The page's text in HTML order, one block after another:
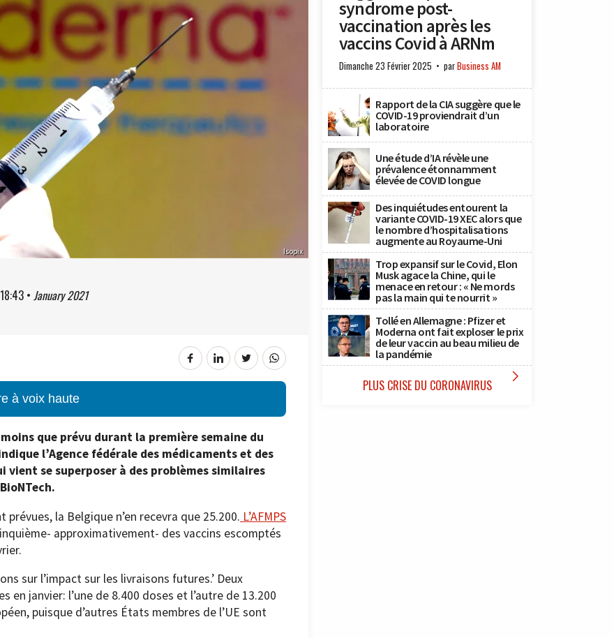
Isopix
18:43 • January 2021
à voix haute
que prévu durant la première semaine du
l’Agence fédérale des médicaments et des
vient se superposer à des problèmes similaires
la Belgique n’en recevra que 25.200. L’AFMPS
approximativement- des vaccins escomptés
sur l’impact sur les livraisons futures.’ Deux
janvier: l’une de 8.400 doses et l’autre de 13.200
puisque d’autres États membres de l’UE sont
syndrome post-
vaccination après les
vaccins Covid à ARNm
Dimanche 23 Février 2025 parBusiness AM
Rapport de la CIA suggère que le
COVID-19 proviendrait d’un
laboratoire
Une étude d’IA révèle une
prévalence étonnamment
élevée de COVID longue
Des inquiétudes entourent la
variante COVID-19 XEC alors que
le nombre d’hospitalisations
augmente au Royaume-Uni
Trop expansif sur le Covid, Elon
Musk agace la Chine, qui le
menace en retour : « Ne mords
pas la main qui te nourrit »
Tollé en Allemagne : Pfizer et
Moderna ont fait exploser le prix
de leur vaccin au beau milieu de
la pandémie
PLUS CRISE DU CORONAVIRUS 